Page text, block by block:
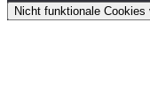
Nicht funktionale